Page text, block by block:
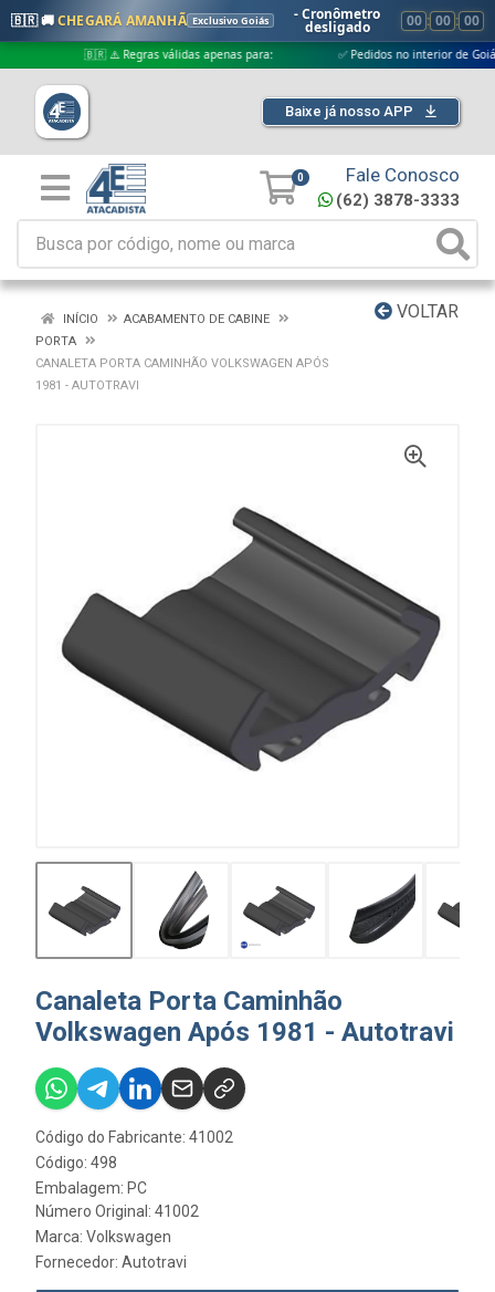
🇧🇷 🚚CHEGARÁ AMANHÃ Exclusivo Goiás - Cronômetro
desligado 00 : 00 : 00
🇧🇷 ⚠️ Regras válidas apenas para: ✅ Pedidos no interior de Goiás
Baixe já nosso APP
0 Fale Conosco
(62) 3878-3333
VOLTAR
INÍCIO
ACABAMENTO DE CABINE
PORTA
CANALETA PORTA CAMINHÃO VOLKSWAGEN APÓS
1981 - AUTOTRAVI
Canaleta Porta Caminhão
Volkswagen Após 1981 - Autotravi
Código do Fabricante: 41002
Código: 498
Embalagem: PC
Número Original: 41002
Marca: Volkswagen
Fornecedor: Autotravi